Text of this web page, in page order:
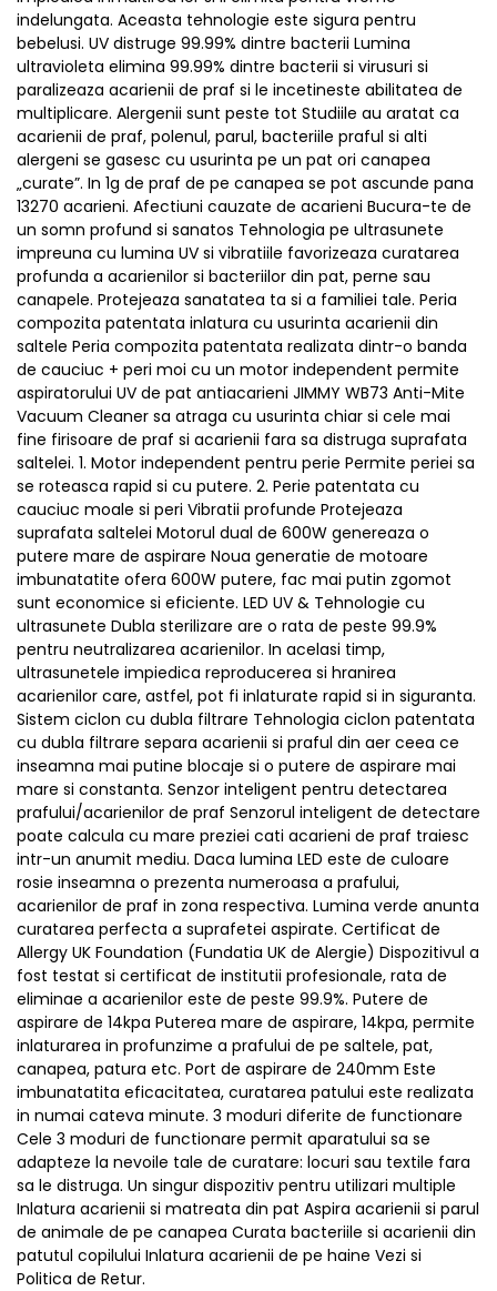
indelungata. Aceasta tehnologie este sigura pentru
bebelusi. UV distruge 99.99% dintre bacterii Lumina
ultravioleta elimina 99.99% dintre bacterii si virusuri si
paralizeaza acarienii de praf si le incetineste abilitatea de
multiplicare. Alergenii sunt peste tot Studiile au aratat ca
acarienii de praf, polenul, parul, bacteriile praful si alti
alergeni se gasesc cu usurinta pe un pat ori canapea
„curate”. In 1g de praf de pe canapea se pot ascunde pana
13270 acarieni. Afectiuni cauzate de acarieni Bucura-te de
un somn profund si sanatos Tehnologia pe ultrasunete
impreuna cu lumina UV si vibratiile favorizeaza curatarea
profunda a acarienilor si bacteriilor din pat, perne sau
canapele. Protejeaza sanatatea ta si a familiei tale. Peria
compozita patentata inlatura cu usurinta acarienii din
saltele Peria compozita patentata realizata dintr-o banda
de cauciuc + peri moi cu un motor independent permite
aspiratorului UV de pat antiacarieni JIMMY WB73 Anti-Mite
Vacuum Cleaner sa atraga cu usurinta chiar si cele mai
fine firisoare de praf si acarienii fara sa distruga suprafata
saltelei. 1. Motor independent pentru perie Permite periei sa
se roteasca rapid si cu putere. 2. Perie patentata cu
cauciuc moale si peri Vibratii profunde Protejeaza
suprafata saltelei Motorul dual de 600W genereaza o
putere mare de aspirare Noua generatie de motoare
imbunatatite ofera 600W putere, fac mai putin zgomot
sunt economice si eficiente. LED UV & Tehnologie cu
ultrasunete Dubla sterilizare are o rata de peste 99.9%
pentru neutralizarea acarienilor. In acelasi timp,
ultrasunetele impiedica reproducerea si hranirea
acarienilor care, astfel, pot fi inlaturate rapid si in siguranta.
Sistem ciclon cu dubla filtrare Tehnologia ciclon patentata
cu dubla filtrare separa acarienii si praful din aer ceea ce
inseamna mai putine blocaje si o putere de aspirare mai
mare si constanta. Senzor inteligent pentru detectarea
prafului/acarienilor de praf Senzorul inteligent de detectare
poate calcula cu mare preziei cati acarieni de praf traiesc
intr-un anumit mediu. Daca lumina LED este de culoare
rosie inseamna o prezenta numeroasa a prafului,
acarienilor de praf in zona respectiva. Lumina verde anunta
curatarea perfecta a suprafetei aspirate. Certificat de
Allergy UK Foundation (Fundatia UK de Alergie) Dispozitivul a
fost testat si certificat de institutii profesionale, rata de
eliminae a acarienilor este de peste 99.9%. Putere de
aspirare de 14kpa Puterea mare de aspirare, 14kpa, permite
inlaturarea in profunzime a prafului de pe saltele, pat,
canapea, patura etc. Port de aspirare de 240mm Este
imbunatatita eficacitatea, curatarea patului este realizata
in numai cateva minute. 3 moduri diferite de functionare
Cele 3 moduri de functionare permit aparatului sa se
adapteze la nevoile tale de curatare: locuri sau textile fara
sa le distruga. Un singur dispozitiv pentru utilizari multiple
Inlatura acarienii si matreata din pat Aspira acarienii si parul
de animale de pe canapea Curata bacteriile si acarienii din
patutul copilului Inlatura acarienii de pe haine Vezi si
Politica de Retur.